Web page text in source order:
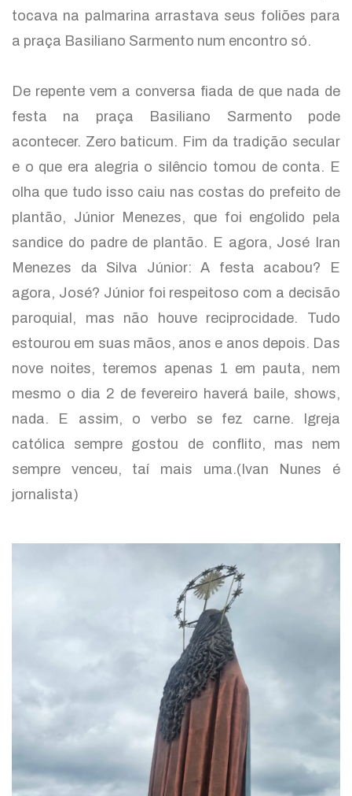
tocava na palmarina arrastava seus foliões para
a praça Basiliano Sarmento num encontro só.
De repente vem a conversa fiada de que nada de
festa na praça Basiliano Sarmento pode
acontecer. Zero baticum. Fim da tradição secular
e o que era alegria o silêncio tomou de conta. E
olha que tudo isso caiu nas costas do prefeito de
plantão, Júnior Menezes, que foi engolido pela
sandice do padre de plantão. E agora, José Iran
Menezes da Silva Júnior: A festa acabou? E
agora, José? Júnior foi respeitoso com a decisão
paroquial, mas não houve reciprocidade. Tudo
estourou em suas mãos, anos e anos depois. Das
nove noites, teremos apenas 1 em pauta, nem
mesmo o dia 2 de fevereiro haverá baile, shows,
nada. E assim, o verbo se fez carne. Igreja
católica sempre gostou de conflito, mas nem
sempre venceu, taí mais uma.(Ivan Nunes é
jornalista)